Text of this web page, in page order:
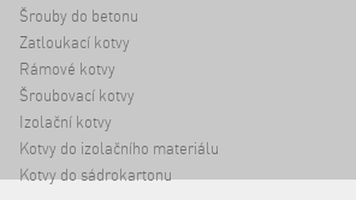
Šrouby do betonu
Zatloukací kotvy
Rámové kotvy
Šroubovací kotvy
Izolační kotvy
Kotvy do izolačního materiálu
Kotvy do sádrokartonu